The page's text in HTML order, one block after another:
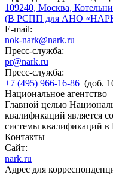
109240, Москва,
(В РСПП для АНО
E-mail:
nok-nark@nark.ru
Пресс-служба:
pr@nark.ru
Пресс-служба:
+7 (495) 966-16-86 (доб.
Национальное агентство
Главной целью
квалификаций является
системы квалификаций в
Контакты
Сайт:
nark.ru
Адрес для